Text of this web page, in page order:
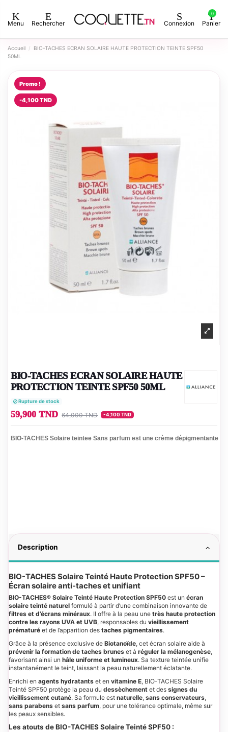
Menu Rechercher Connexion
0
Panier
Accueil
BIO-TACHES ECRAN SOLAIRE HAUTE PROTECTION TEINTE SPF50
50ML
Promo !
-4,100 TND
BIO-TACHES ECRAN SOLAIRE HAUTE
PROTECTION TEINTE SPF50 50ML
Rupture de stock
59,900 TND 64,000 TND -4,100 TND
BIO-TACHES Solaire teintee Sans parfum est une crème dépigmentante
Description
BIO-TACHES Solaire Teinté Haute Protection SPF50 –
Écran solaire anti-taches et unifiant
BIO-TACHES® Solaire Teinté Haute Protection SPF50 est un écran
solaire teinté naturel formulé à partir d’une combinaison innovante de
filtres et d’écrans minéraux. Il offre à la peau une très haute protection
contre les rayons UVA et UVB, responsables du vieillissement
prématuré et de l’apparition des taches pigmentaires.
Grâce à la présence exclusive de Biotanoïde, cet écran solaire aide à
prévenir la formation de taches brunes et à réguler la mélanogenèse,
favorisant ainsi un hâle uniforme et lumineux. Sa texture teintée unifie
instantanément le teint, laissant la peau naturellement éclatante.
Enrichi en agents hydratants et en vitamine E, BIO-TACHES Solaire
Teinté SPF50 protège la peau du dessèchement et des signes du
vieillissement cutané. Sa formule est naturelle, sans conservateurs,
sans parabens et sans parfum, pour une tolérance optimale, même sur
les peaux sensibles.
Les atouts de BIO-TACHES Solaire Teinté SPF50 :